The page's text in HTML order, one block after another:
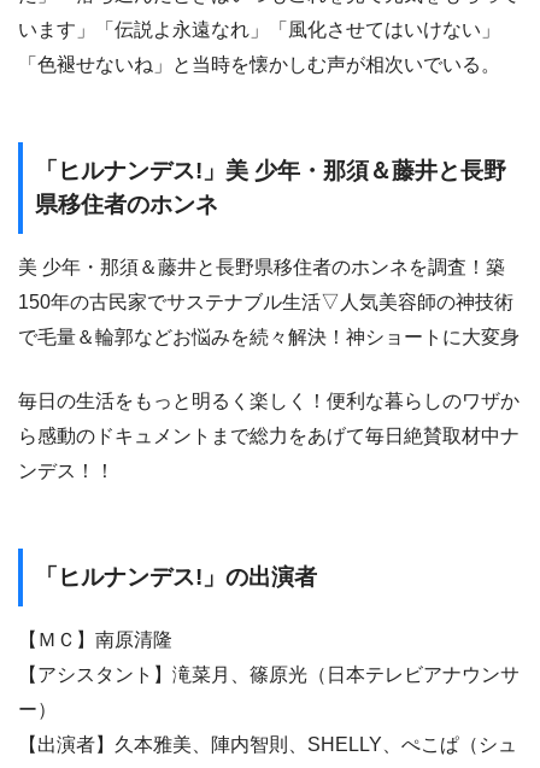
います」「伝説よ永遠なれ」「風化させてはいけない」
「色褪せないね」と当時を懐かしむ声が相次いでいる。
「ヒルナンデス!」美 少年・那須＆藤井と長野
県移住者のホンネ
美 少年・那須＆藤井と長野県移住者のホンネを調査！築
150年の古民家でサステナブル生活▽人気美容師の神技術
で毛量＆輪郭などお悩みを続々解決！神ショートに大変身
毎日の生活をもっと明るく楽しく！便利な暮らしのワザか
ら感動のドキュメントまで総力をあげて毎日絶賛取材中ナ
ンデス！！
「ヒルナンデス!」の出演者
【ＭＣ】南原清隆
【アシスタント】滝菜月、篠原光（日本テレビアナウンサ
ー）
【出演者】久本雅美、陣内智則、SHELLY、ぺこぱ（シュ